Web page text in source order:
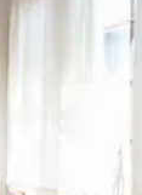
die